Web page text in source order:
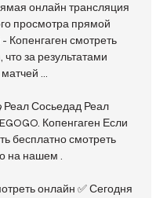
онлайн трансляция
просмотра прямой
Копенгаген смотреть
за результатами
...
Реал Сосьедад Реал
Копенгаген Если
бесплатно смотреть
на нашем .
онлайн ✅ Сегодня